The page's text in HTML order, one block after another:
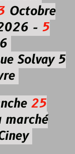
Octobre
- 5
Solvay 5
25